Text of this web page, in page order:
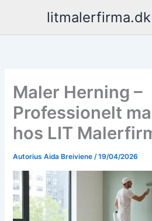
turinio
litmalerfirma.dk
Maler Herning –
Professionelt
hos LIT
Autorius Aida Breiviene/19/04/2026